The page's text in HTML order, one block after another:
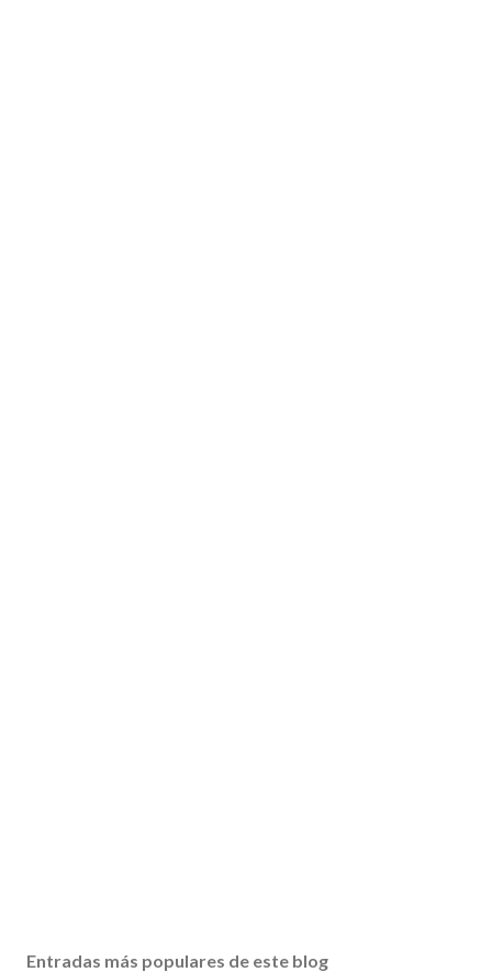
Entradas más populares de este blog